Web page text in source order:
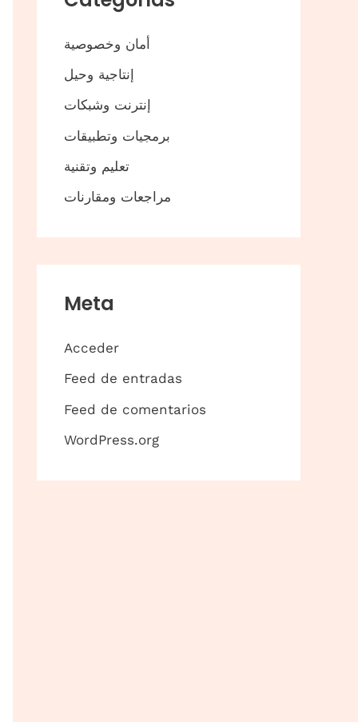
أمان وخصوصية
إنتاجية وحيل
إنترنت وشبكات
برمجيات وتطبيقات
تعليم وتقنية
مراجعات ومقارنات
Meta
Acceder
Feed de entradas
Feed de comentarios
WordPress.org